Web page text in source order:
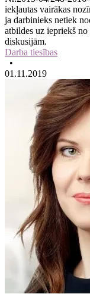
iekļautas vairākas
ja darbinieks netiek
atbildes uz iepriekš
diskusijām.
Darba tiesības
•
01.11.2019